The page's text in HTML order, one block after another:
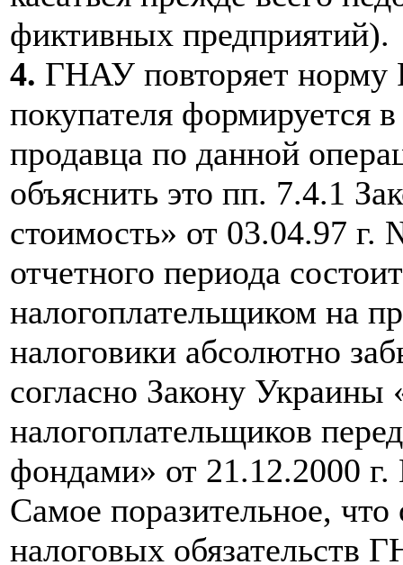
фиктивных предприятий).
4. ГНАУ повторяет норму
покупателя формируется
продавца по данной
объяснить это пп. 7.4.1
стоимость» от 03.04.97 г.
отчетного периода
налогоплательщиком на
налоговики абсолютно
согласно Закону Украины
налогоплательщиков
фондами» от 21.12.2000 г.
Самое поразительное,
налоговых обязательств